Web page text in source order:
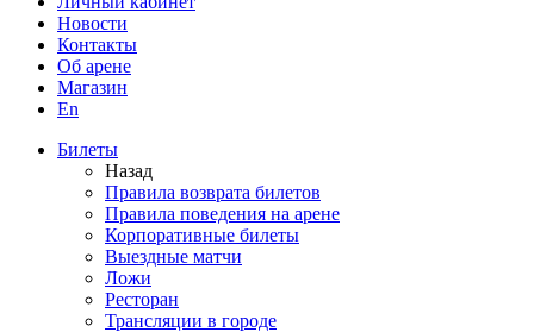
Новости
Контакты
Об арене
Магазин
En
Билеты
Назад
Правила возврата билетов
Правила поведения на арене
Корпоративные билеты
Выездные матчи
Ложи
Ресторан
Трансляции в городе